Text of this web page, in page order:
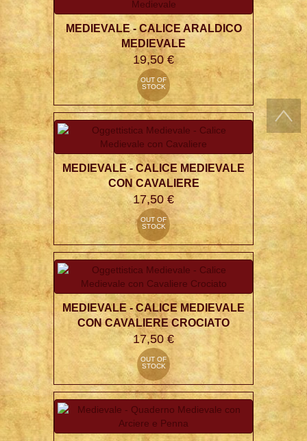
MEDIEVALE - CALICE ARALDICO
MEDIEVALE
19,50 €
OUT OF
STOCK
MEDIEVALE - CALICE MEDIEVALE
CON CAVALIERE
17,50 €
OUT OF
STOCK
MEDIEVALE - CALICE MEDIEVALE
CON CAVALIERE CROCIATO
17,50 €
OUT OF
STOCK